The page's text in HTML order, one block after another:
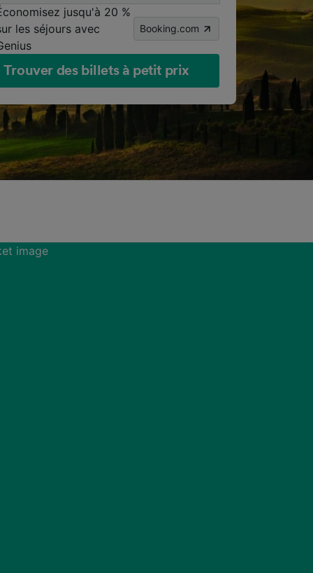
jusqu'à 20 %
les séjours avec
Booking.com
Trouver des billets à petit prix